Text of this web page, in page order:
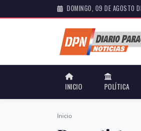
DOMINGO, 09 DE AGOSTO
INICIO POLÍTICA
Inicio